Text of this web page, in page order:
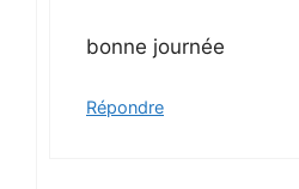
bonne journée
Répondre